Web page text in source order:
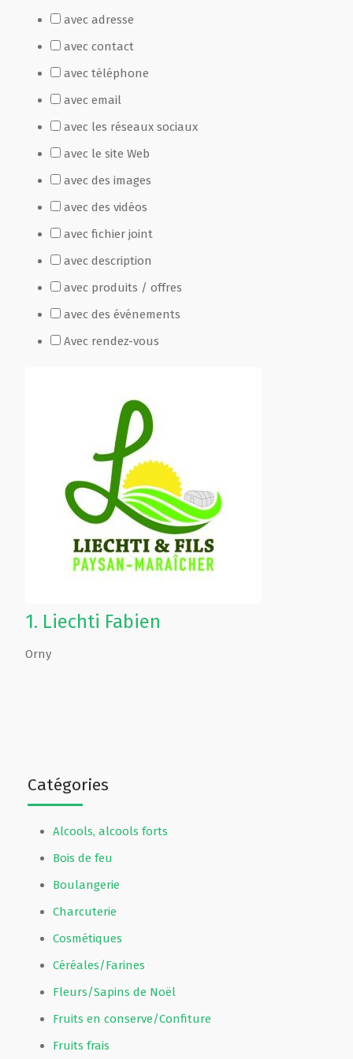
Catégories
Alcools, alcools forts
Bois de feu
Boulangerie
Charcuterie
Cosmétiques
Céréales/Farines
Fleurs/Sapins de Noël
Fruits en conserve/Confiture
Fruits frais
avec adresse
avec contact
avec téléphone
avec email
avec les réseaux sociaux
avec le site Web
avec des images
avec des vidéos
avec fichier joint
avec description
avec produits / offres
avec des événements
Avec rendez-vous
1. Liechti Fabien
Orny
Fête Marché Paysan
Partenaires